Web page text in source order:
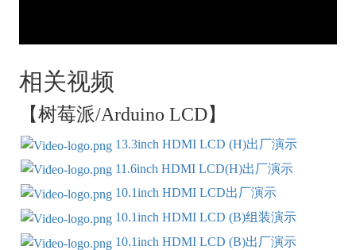
相关视频
【树莓派/Arduino LCD】
13.3inch HDMI LCD (H)出厂演示
11.6inch HDMI LCD(H)出厂演示
10.1inch HDMI LCD出厂演示
10.1inch HDMI LCD (B)组装演示
10.1inch HDMI LCD (B)出厂演示